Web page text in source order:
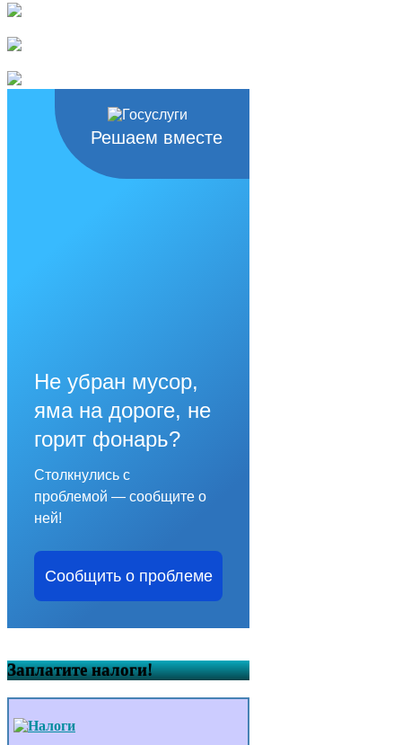
Решаем вместе
Не убран мусор,
яма на дороге, не
горит фонарь?
Столкнулись с
проблемой — сообщите о
ней!
Сообщить о проблеме
Заплатите налоги!